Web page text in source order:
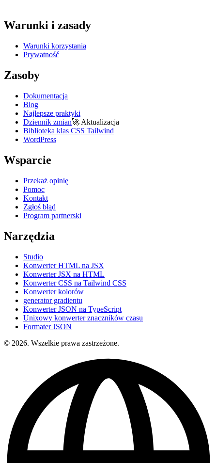
Warunki i zasady
Warunki korzystania
Prywatność
Zasoby
Dokumentacja
Blog
Najlepsze praktyki
Dziennik zmian🚀 Aktualizacja
Biblioteka klas CSS Tailwind
WordPress
Wsparcie
Przekaż opinię
Pomoc
Kontakt
Zgłoś błąd
Program partnerski
Narzędzia
Studio
Konwerter HTML na JSX
Konwerter JSX na HTML
Konwerter CSS na Tailwind CSS
Konwerter kolorów
generator gradientu
Konwerter JSON na TypeScript
Unixowy konwerter znaczników czasu
Formater JSON
© 2026. Wszelkie prawa zastrzeżone.